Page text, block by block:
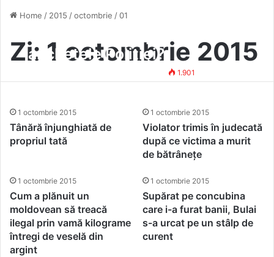
Home / 2015 /octombrie /01
Zi: 1 octombrie 2015
anchetele Poliției?
1.901
1 octombrie 2015
Tânără înjunghiată de
propriul tată
1 octombrie 2015
Violator trimis în judecată
după ce victima a murit
de bătrânețe
1 octombrie 2015
Cum a plănuit un
moldovean să treacă
ilegal prin vamă kilograme
întregi de veselă din
argint
1 octombrie 2015
Supărat pe concubina
care i-a furat banii, Bulai
s-a urcat pe un stâlp de
curent